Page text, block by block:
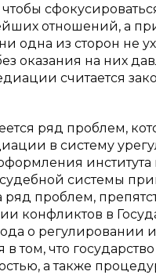
отношений, а
одна из сторон не
оказания на них
считается
ряд проблем,
в систему
системы
ряд проблем,
конфликтов в
года о
в том, что
а также